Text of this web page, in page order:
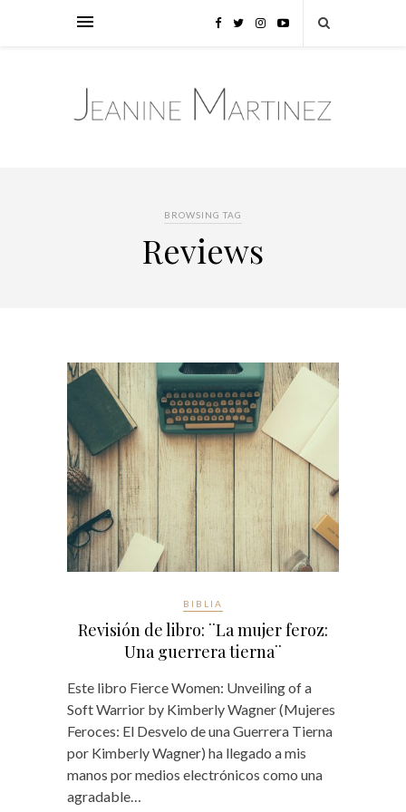
BROWSING TAG
Reviews
BIBLIA
Revisión de libro: ¨La mujer feroz:
Una guerrera tierna¨
Este libro Fierce Women: Unveiling of a
Soft Warrior by Kimberly Wagner (Mujeres
Feroces: El Desvelo de una Guerrera Tierna
por Kimberly Wagner) ha llegado a mis
manos por medios electrónicos como una
agradable…